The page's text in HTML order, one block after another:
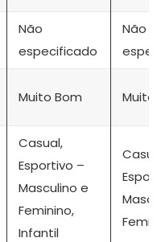
Não
especificado
Não
Muito Bom Muito
Casual,
Esportivo –
Masculino e
Feminino,
Infantil